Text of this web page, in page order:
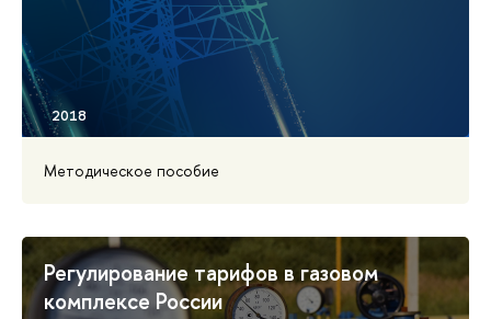
Методическое пособие
Регулирование тарифов в газовом
комплексе России